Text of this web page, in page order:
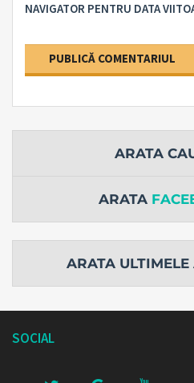
NAVIGATOR PENTRU DATA
ARATA
ARATA
ARATA ULTIMELE
SOCIAL